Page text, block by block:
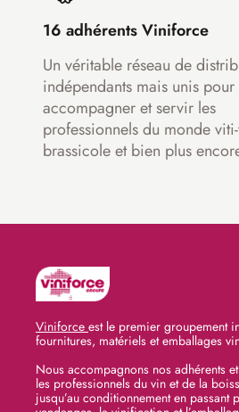
16 adhérents Viniforce
Un véritable réseau de
indépendants mais unis pour
accompagner et servir les
professionnels du monde
brassicole et bien plus
Viniforce est le premier groupement
fournitures, matériels et emballages
Nous accompagnons nos adhérents
les professionnels du vin et de la
jusqu’au conditionnement en passant